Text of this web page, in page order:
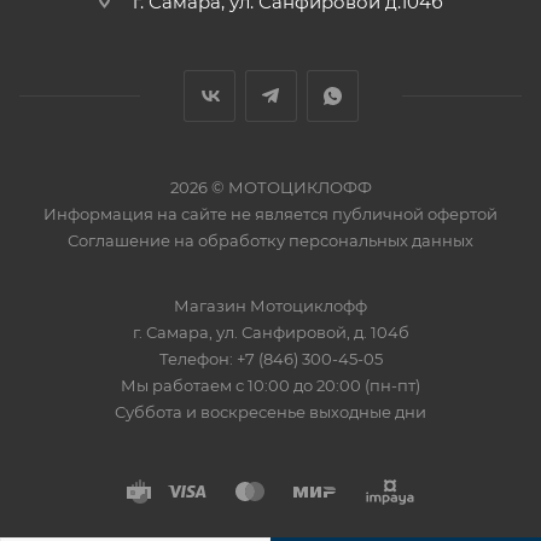
2026 © МОТОЦИКЛОФФ
Информация на сайте не является публичной офертой
Соглашение на обработку персональных данных
Магазин Мотоциклофф
г. Самара, ул. Санфировой, д. 104б
Телефон: +7 (846) 300-45-05
Мы работаем с 10:00 до 20:00 (пн-пт)
Суббота и воскресенье выходные дни